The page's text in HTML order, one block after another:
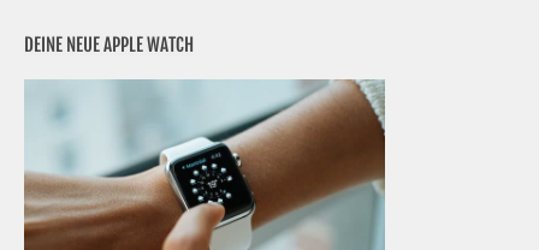
DEINE NEUE APPLE WATCH